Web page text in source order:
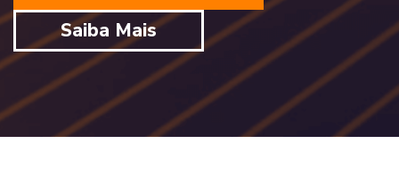
Saiba Mais